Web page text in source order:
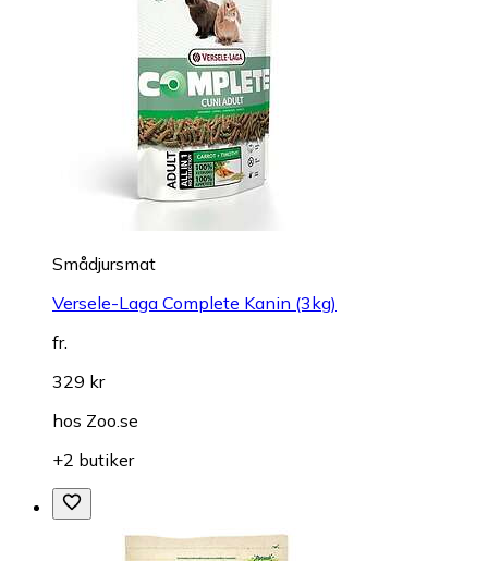
Smådjursmat
Versele-Laga Complete Kanin (3kg)
fr.
329 kr
hos Zoo.se
+2 butiker